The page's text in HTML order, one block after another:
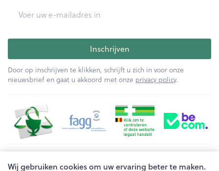
Wij gebruiken cookies om uw ervaring beter te maken.
Inschrijven
Door op inschrijven te klikken, schrijft u zich in voor onze
nieuwsbrief en gaat u akkoord met onze privacy policy.
Juridische links